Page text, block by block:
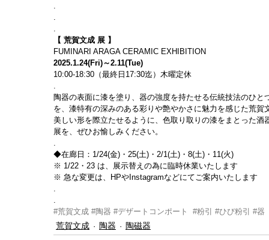
.
.
.
【 荒賀文成 展 】
FUMINARI ARAGA CERAMIC EXHIBITION
2025.1.24(Fri)～2.11(Tue)
10:00-18:30（最終日17:30迄）木曜定休
.
陶器の表面に漆を塗り、器の強度を持たせる伝統技法のひ
を、漆特有の深みのある彩りや艶やかさに魅力を感じた荒
美しい形を際立たせるように、色取り取りの漆をまとった
展を、ぜひお愉しみください。
.
◆在廊日：1/24(金)・25(土)・2/1(土)・8(土)・11(火)
※ 1/22・23 は、展示替えの為に臨時休業いたします
※ 急な変更は、HPやInstagramなどにてご案内いたします
.
.
#荒賀文成 #陶器 #デザートコンポート #粉引 #ひび粉引 #器
荒賀文成 陶器 陶磁器